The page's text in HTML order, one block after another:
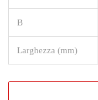
B
Larghezza (mm)